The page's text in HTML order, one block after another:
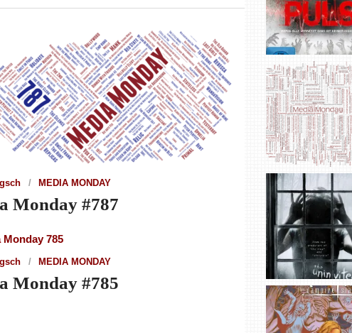
MEDIA MONDAY
Monday #787
MEDIA MONDAY
Monday #785